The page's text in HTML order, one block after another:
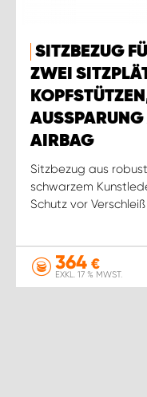
SITZBEZUG
ZWEI
AIRBAG
Sitzbezug aus
schwarzem
Schutz vor Verschleiß
364 €
EXKL. 17 % MWST.